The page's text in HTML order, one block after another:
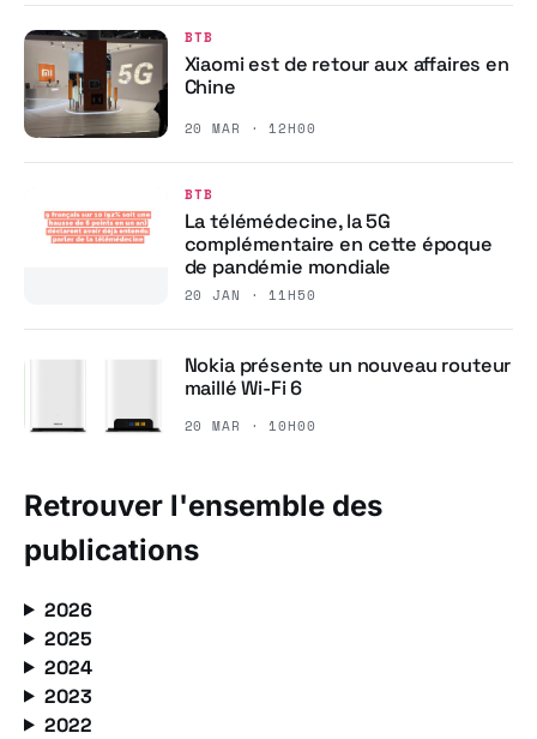
BTB
Xiaomi est de retour aux affaires en
Chine
20 MAR · 12H00
BTB
La télémédecine, la 5G
complémentaire en cette époque
de pandémie mondiale
20 JAN · 11H50
Nokia présente un nouveau routeur
maillé Wi-Fi 6
20 MAR · 10H00
Retrouver l'ensemble des
publications
2026
2025
2024
2023
2022